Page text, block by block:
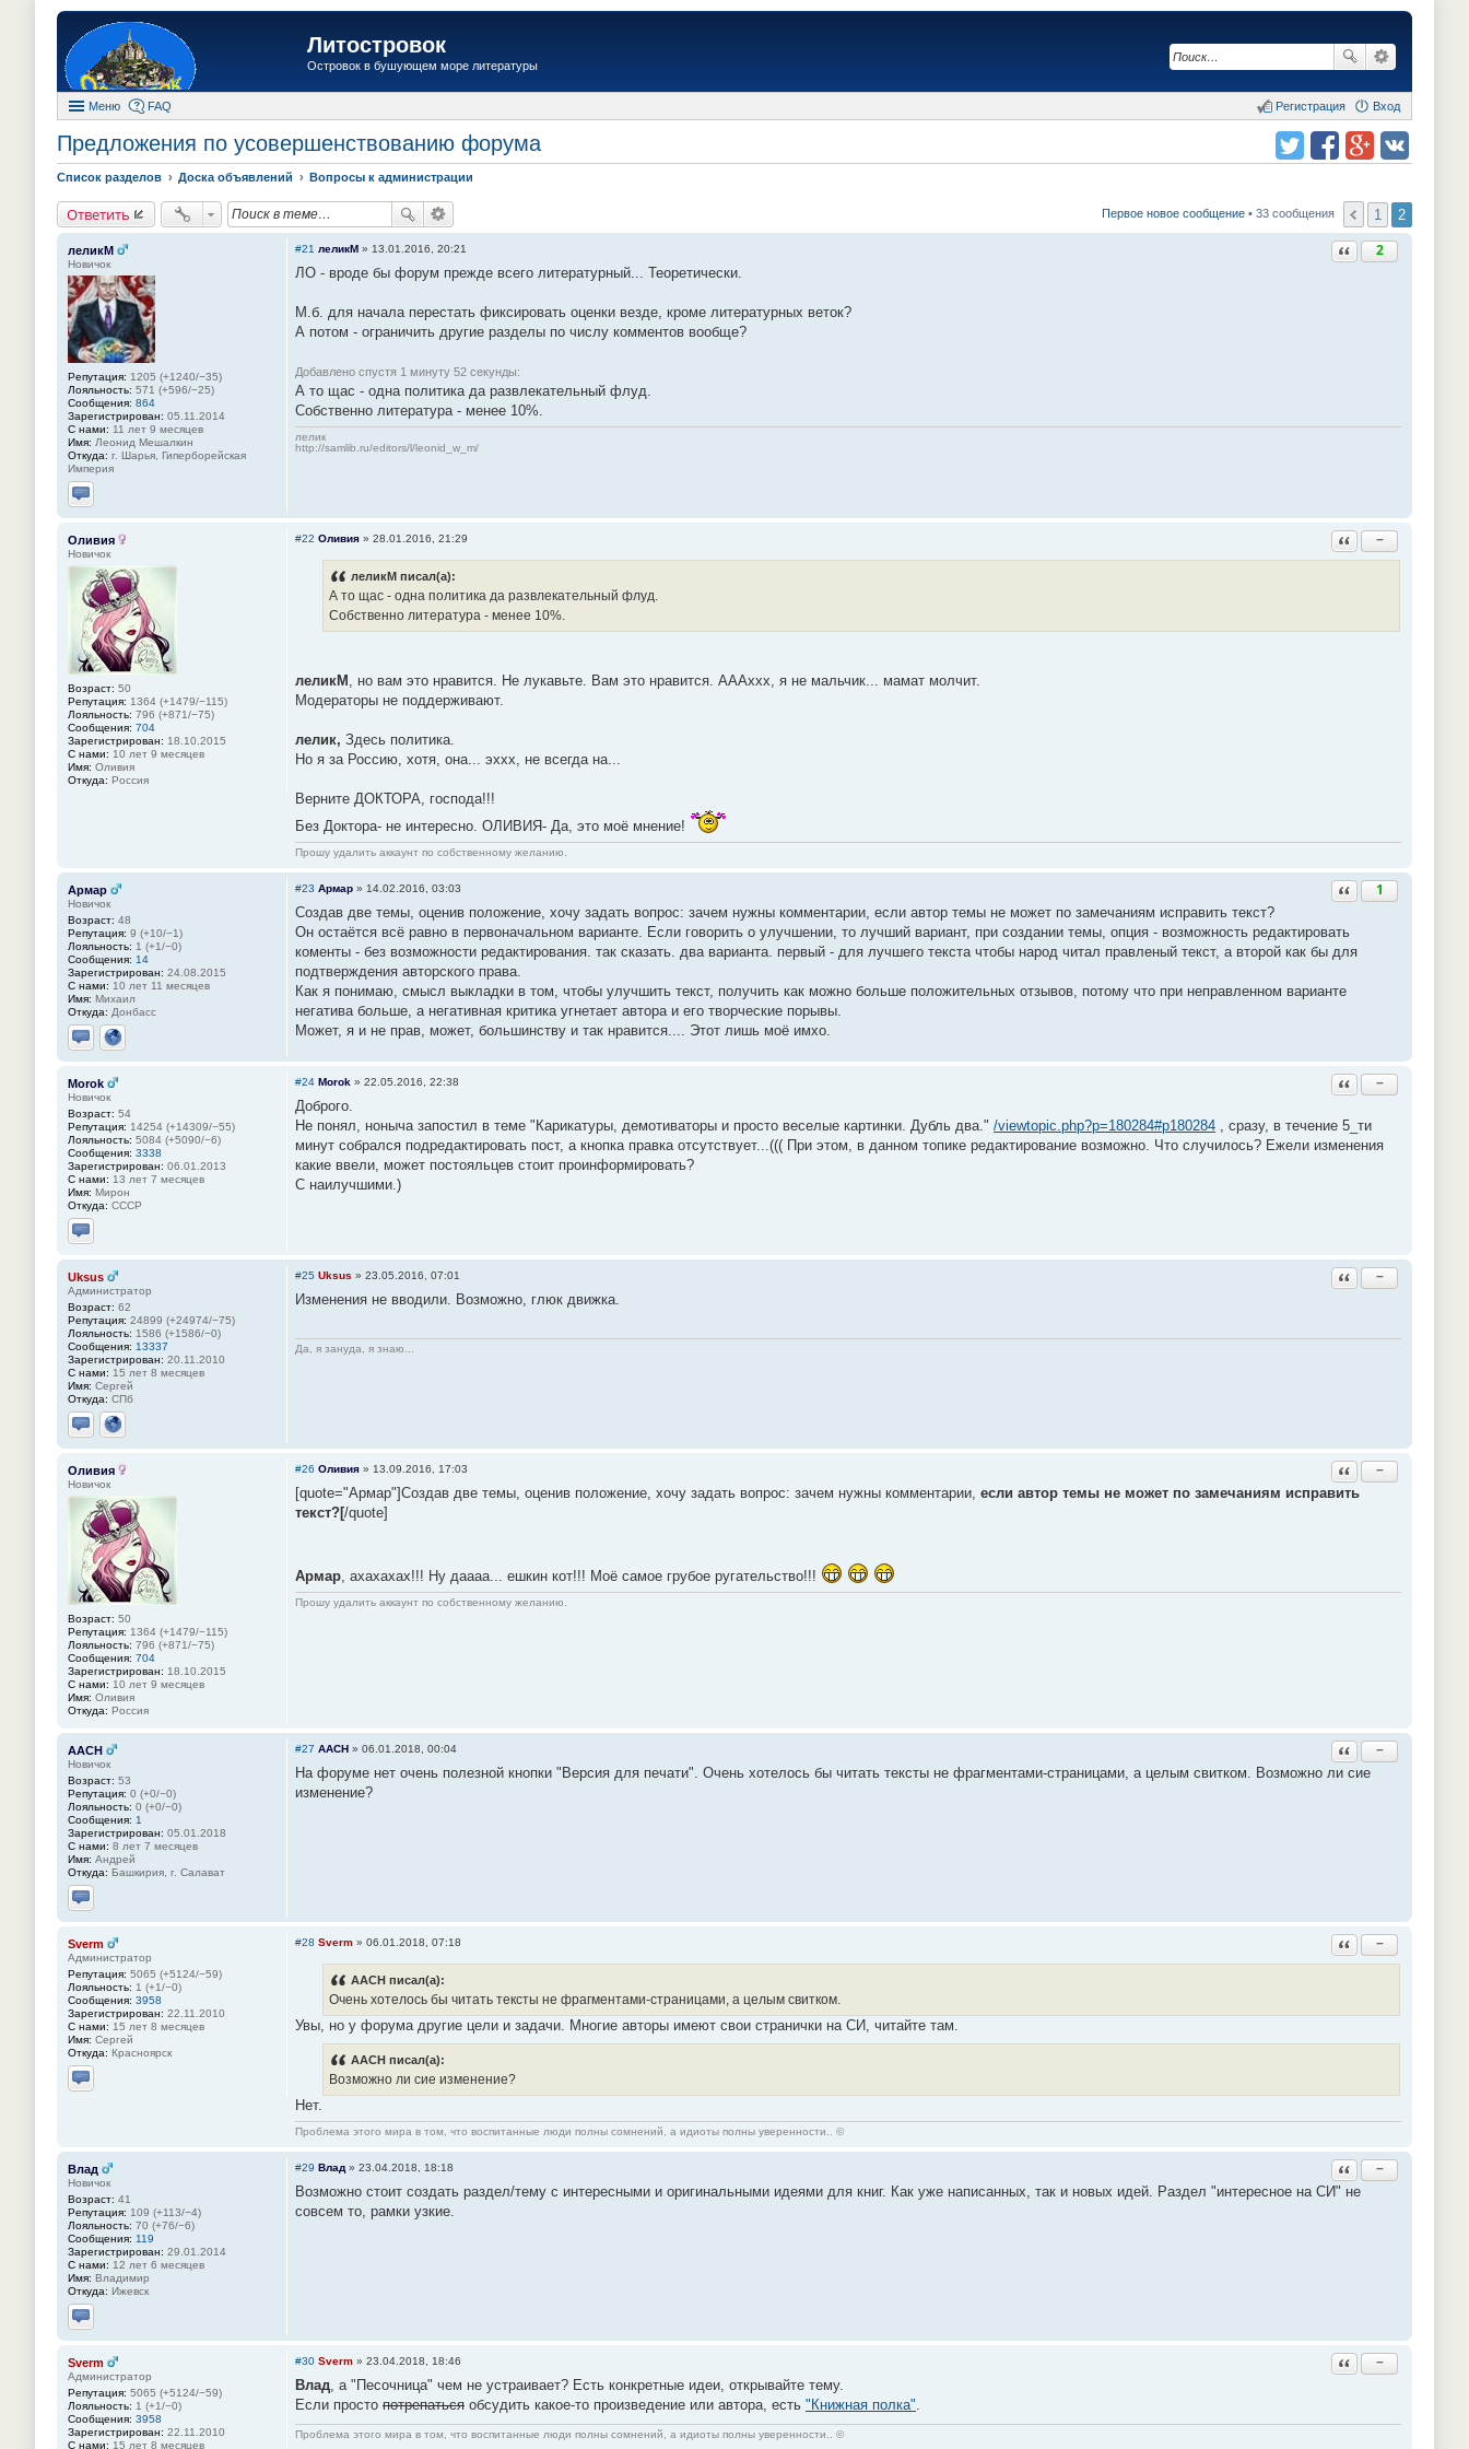
Литостровок
Островок в бушующем море литературы
Меню FAQ Вход
Регистрация
Предложения по усовершенствованию форума
Список разделов Доска объявлений Вопросы к администрации
Ответить Первое новое сообщение • 33 сообщения 1 2
леликМ
Новичок
Репутация: 1205 (+1240/−35)
Лояльность: 571 (+596/−25)
Сообщения: 864
Зарегистрирован: 05.11.2014
С нами: 11 лет 9 месяцев
Имя: Леонид Мешалкин
Откуда: г. Шарья, Гиперборейская
Империя
Отправить личное сообщение
Ответить с цитатой
2
#21 леликМ » 13.01.2016, 20:21
ЛО - вроде бы форум прежде всего литературный... Теоретически.
М.б. для начала перестать фиксировать оценки везде, кроме литературных веток?
А потом - ограничить другие разделы по числу комментов вообще?
Добавлено спустя 1 минуту 52 секунды:
А то щас - одна политика да развлекательный флуд.
Собственно литература - менее 10%.
лелик
http://samlib.ru/editors/l/leonid_w_m/
Оливия
Новичок
Возраст: 50
Репутация: 1364 (+1479/−115)
Лояльность: 796 (+871/−75)
Сообщения: 704
Зарегистрирован: 18.10.2015
С нами: 10 лет 9 месяцев
Имя: Оливия
Откуда: Россия
Ответить с цитатой
−
#22 Оливия » 28.01.2016, 21:29
леликМ писал(а):
А то щас - одна политика да развлекательный флуд.
Собственно литература - менее 10%.
леликМ , но вам это нравится. Не лукавьте. Вам это нравится. АААххх, я не мальчик... мамат молчит.
Модераторы не поддерживают.
лелик, Здесь политика.
Но я за Россию, хотя, она... эххх, не всегда на...
Верните ДОКТОРА, господа!!!
Без Доктора- не интересно. ОЛИВИЯ- Да, это моё мнение!
Прошу удалить аккаунт по собственному желанию.
Армар
Новичок
Возраст: 48
Репутация: 9 (+10/−1)
Лояльность: 1 (+1/−0)
Сообщения: 14
Зарегистрирован: 24.08.2015
С нами: 10 лет 11 месяцев
Имя: Михаил
Откуда: Донбасс
Отправить личное сообщение
Сайт
Ответить с цитатой
1
#23 Армар » 14.02.2016, 03:03
Создав две темы, оценив положение, хочу задать вопрос: зачем нужны комментарии, если автор темы не может по замечаниям исправить текст?
Он остаётся всё равно в первоначальном варианте. Если говорить о улучшении, то лучший вариант, при создании темы, опция - возможность редактировать
коменты - без возможности редактирования. так сказать. два варианта. первый - для лучшего текста чтобы народ читал правленый текст, а второй как бы для
подтверждения авторского права.
Как я понимаю, смысл выкладки в том, чтобы улучшить текст, получить как можно больше положительных отзывов, потому что при неправленном варианте
негатива больше, а негативная критика угнетает автора и его творческие порывы.
Может, я и не прав, может, большинству и так нравится.... Этот лишь моё имхо.
Morok
Новичок
Возраст: 54
Репутация: 14254 (+14309/−55)
Лояльность: 5084 (+5090/−6)
Сообщения: 3338
Зарегистрирован: 06.01.2013
С нами: 13 лет 7 месяцев
Имя: Мирон
Откуда: СССР
Отправить личное сообщение
Ответить с цитатой
−
#24 Morok » 22.05.2016, 22:38
Доброго.
Не понял, ноныча запостил в теме "Карикатуры, демотиваторы и просто веселые картинки. Дубль два." /viewtopic.php?p=180284#p180284 , сразу, в течение 5_ти
минут собрался подредактировать пост, а кнопка правка отсутствует...((( При этом, в данном топике редактирование возможно. Что случилось? Ежели изменения
какие ввели, может постояльцев стоит проинформировать?
С наилучшими.)
Uksus
Администратор
Возраст: 62
Репутация: 24899 (+24974/−75)
Лояльность: 1586 (+1586/−0)
Сообщения: 13337
Зарегистрирован: 20.11.2010
С нами: 15 лет 8 месяцев
Имя: Сергей
Откуда: СПб
Отправить личное сообщение
Сайт
Ответить с цитатой
−
#25 Uksus » 23.05.2016, 07:01
Изменения не вводили. Возможно, глюк движка.
Да, я зануда, я знаю...
Оливия
Новичок
Возраст: 50
Репутация: 1364 (+1479/−115)
Лояльность: 796 (+871/−75)
Сообщения: 704
Зарегистрирован: 18.10.2015
С нами: 10 лет 9 месяцев
Имя: Оливия
Откуда: Россия
Ответить с цитатой
−
#26 Оливия » 13.09.2016, 17:03
[quote="Армар"]Создав две темы, оценив положение, хочу задать вопрос: зачем нужны комментарии, если автор темы не может по замечаниям исправить
текст?[/quote]
Армар, ахахахах!!! Ну даааа... ешкин кот!!! Моё самое грубое ругательство!!!
Прошу удалить аккаунт по собственному желанию.
AACH
Новичок
Возраст: 53
Репутация: 0 (+0/−0)
Лояльность: 0 (+0/−0)
Сообщения: 1
Зарегистрирован: 05.01.2018
С нами: 8 лет 7 месяцев
Имя: Андрей
Откуда: Башкирия, г. Салават
Отправить личное сообщение
Ответить с цитатой
−
#27 AACH » 06.01.2018, 00:04
На форуме нет очень полезной кнопки "Версия для печати". Очень хотелось бы читать тексты не фрагментами-страницами, а целым свитком. Возможно ли сие
изменение?
Sverm
Администратор
Репутация: 5065 (+5124/−59)
Лояльность: 1 (+1/−0)
Сообщения: 3958
Зарегистрирован: 22.11.2010
С нами: 15 лет 8 месяцев
Имя: Сергей
Откуда: Красноярск
Отправить личное сообщение
Ответить с цитатой
−
#28 Sverm » 06.01.2018, 07:18
AACH писал(а):
Очень хотелось бы читать тексты не фрагментами-страницами, а целым свитком.
Увы, но у форума другие цели и задачи. Многие авторы имеют свои странички на СИ, читайте там.
AACH писал(а):
Возможно ли сие изменение?
Нет.
Проблема этого мира в том, что воспитанные люди полны сомнений, а идиоты полны уверенности.. ©
Влад
Новичок
Возраст: 41
Репутация: 109 (+113/−4)
Лояльность: 70 (+76/−6)
Сообщения: 119
Зарегистрирован: 29.01.2014
С нами: 12 лет 6 месяцев
Имя: Владимир
Откуда: Ижевск
Отправить личное сообщение
Ответить с цитатой
−
#29 Влад » 23.04.2018, 18:18
Возможно стоит создать раздел/тему с интересными и оригинальными идеями для книг. Как уже написанных, так и новых идей. Раздел "интересное на СИ" не
совсем то, рамки узкие.
Sverm
Администратор
Репутация: 5065 (+5124/−59)
Лояльность: 1 (+1/−0)
Сообщения: 3958
Зарегистрирован: 22.11.2010
С нами: 15 лет 8 месяцев
Ответить с цитатой
−
#30 Sverm » 23.04.2018, 18:46
Влад , а "Песочница" чем не устраивает? Есть конкретные идеи, открывайте тему.
Если просто потрепаться обсудить какое-то произведение или автора, есть "Книжная полка"
Проблема этого мира в том, что воспитанные люди полны сомнений, а идиоты полны уверенности.. ©